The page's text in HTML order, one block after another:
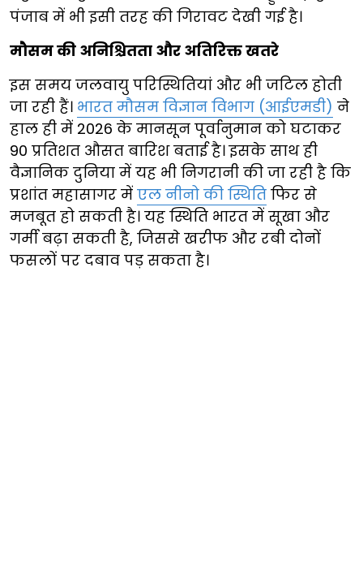
पंजाब में भी इसी तरह की गिरावट देखी गई है।
मौसम की अनिश्चितता और अतिरिक्त खतरे
इस समय जलवायु परिस्थितियां और भी जटिल होती
जा रही हैं। भारत मौसम विज्ञान विभाग (आईएमडी) ने
हाल ही में 2026 के मानसून पूर्वानुमान को घटाकर
90 प्रतिशत औसत बारिश बताई है। इसके साथ ही
वैज्ञानिक दुनिया में यह भी निगरानी की जा रही है कि
प्रशांत महासागर में एल नीनो की स्थिति फिर से
मजबूत हो सकती है। यह स्थिति भारत में सूखा और
गर्मी बढ़ा सकती है, जिससे खरीफ और रबी दोनों
फसलों पर दबाव पड़ सकता है।